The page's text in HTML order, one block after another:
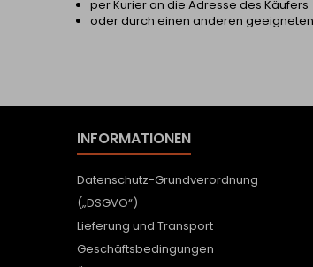
per Kurier an die Adresse des Käufers
oder durch einen anderen
INFORMATIONEN
Datenschutz-Grundverordnung
(„DSGVO“)
Lieferung und Transport
Geschäftsbedingungen